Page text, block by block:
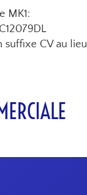
MK1:
CV au